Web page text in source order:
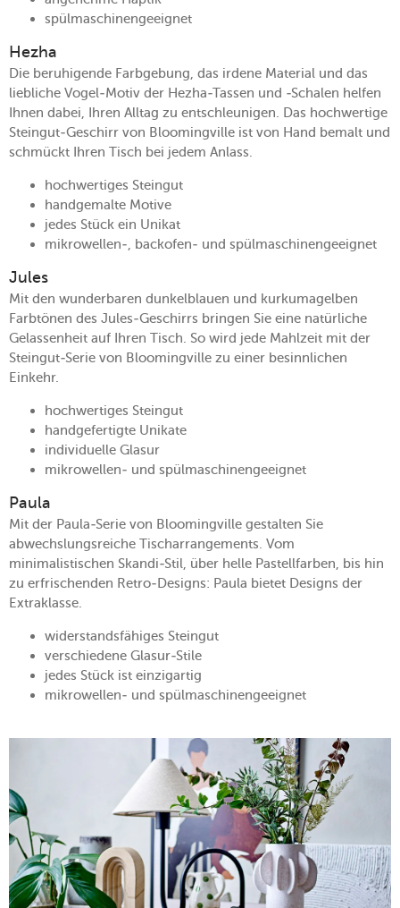
spülmaschinengeeignet
Hezha
Die beruhigende Farbgebung, das irdene Material und das
liebliche Vogel-Motiv der Hezha-Tassen und -Schalen helfen
Ihnen dabei, Ihren Alltag zu entschleunigen. Das hochwertige
Steingut-Geschirr von Bloomingville ist von Hand bemalt und
schmückt Ihren Tisch bei jedem Anlass.
hochwertiges Steingut
handgemalte Motive
jedes Stück ein Unikat
mikrowellen-, backofen- und spülmaschinengeeignet
Jules
Mit den wunderbaren dunkelblauen und kurkumagelben
Farbtönen des Jules-Geschirrs bringen Sie eine natürliche
Gelassenheit auf Ihren Tisch. So wird jede Mahlzeit mit der
Steingut-Serie von Bloomingville zu einer besinnlichen
Einkehr.
hochwertiges Steingut
handgefertigte Unikate
individuelle Glasur
mikrowellen- und spülmaschinengeeignet
Paula
Mit der Paula-Serie von Bloomingville gestalten Sie
abwechslungsreiche Tischarrangements. Vom
minimalistischen Skandi-Stil, über helle Pastellfarben, bis hin
zu erfrischenden Retro-Designs: Paula bietet Designs der
Extraklasse.
widerstandsfähiges Steingut
verschiedene Glasur-Stile
jedes Stück ist einzigartig
mikrowellen- und spülmaschinengeeignet